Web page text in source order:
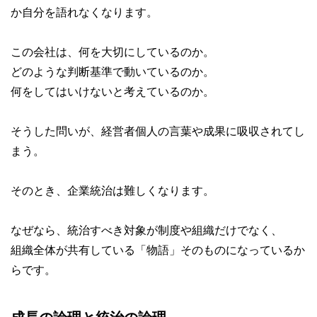
か自分を語れなくなります。
この会社は、何を大切にしているのか。
どのような判断基準で動いているのか。
何をしてはいけないと考えているのか。
そうした問いが、経営者個人の言葉や成果に吸収されてし
まう。
そのとき、企業統治は難しくなります。
なぜなら、統治すべき対象が制度や組織だけでなく、
組織全体が共有している「物語」そのものになっているか
らです。